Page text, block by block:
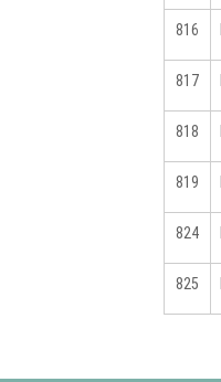
816
817
818
819
824
825